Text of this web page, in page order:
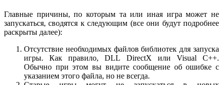
Главные причины, по которым та или иная игра может не
запускаться, сводятся к следующим (все они будут подробнее
раскрыты далее):
Отсутствие необходимых файлов библиотек для запуска
игры. Как правило, DLL DirectX или Visual C++.
Обычно при этом вы видите сообщение об ошибке с
указанием этого файла, но не всегда.